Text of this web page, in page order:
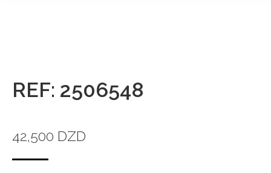
REF: 2506548
42,500 DZD